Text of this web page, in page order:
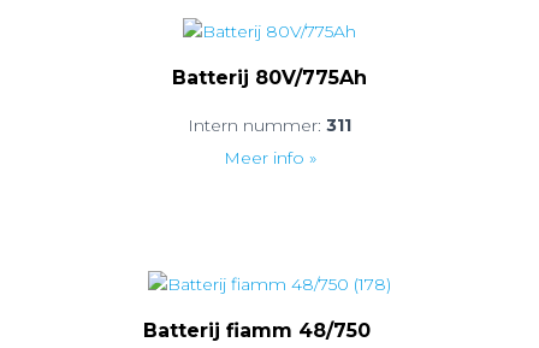
Batterij 80V/775Ah
Intern nummer: 311
Meer info »
Batterij fiamm 48/750